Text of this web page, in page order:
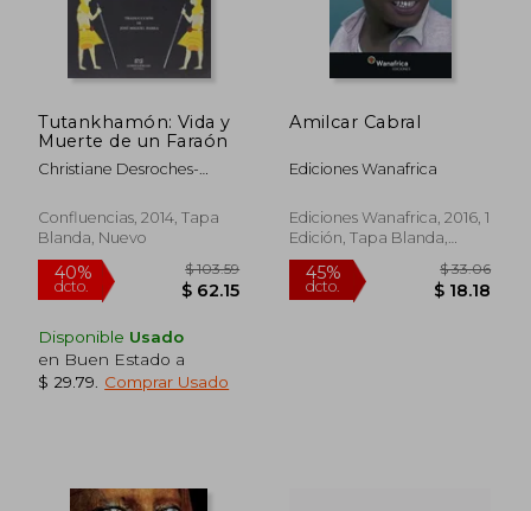
Tutankhamón: Vida y
Muerte de un Faraón
Christiane Desroches-
Confluencias, 2014, Tapa
Blanda, Nuevo
Disponible Usado
en Buen Estado a
$ 29.79
Comprar Usado
Amilcar Cabral
Ediciones Wanafrica
Ediciones Wanafrica, 2016, 1
Edición, Tapa Blanda,
Nuevo